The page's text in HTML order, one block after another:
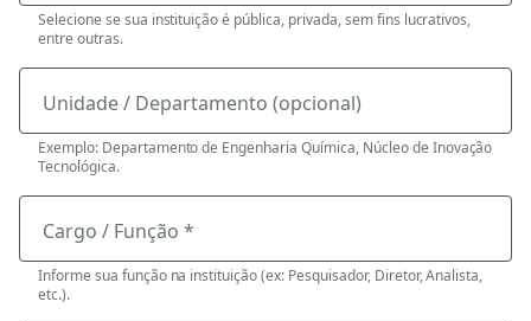
Selecione se sua instituição é pública, privada, sem fins lucrativos,
entre outras.
Unidade / Departamento (opcional)
Exemplo: Departamento de Engenharia Química, Núcleo de Inovação
Tecnológica.
Cargo / Função *
Informe sua função na instituição (ex: Pesquisador, Diretor, Analista,
etc.).